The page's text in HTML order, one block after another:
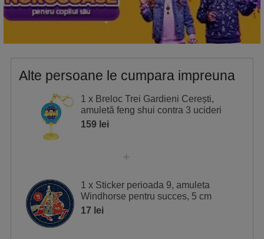
Alte persoane le cumpara impreuna
1 x Breloc Trei Gardieni Cerești,
amuletă feng shui contra 3 ucideri
159 lei
1 x Sticker perioada 9, amuleta
Windhorse pentru succes, 5 cm
17 lei